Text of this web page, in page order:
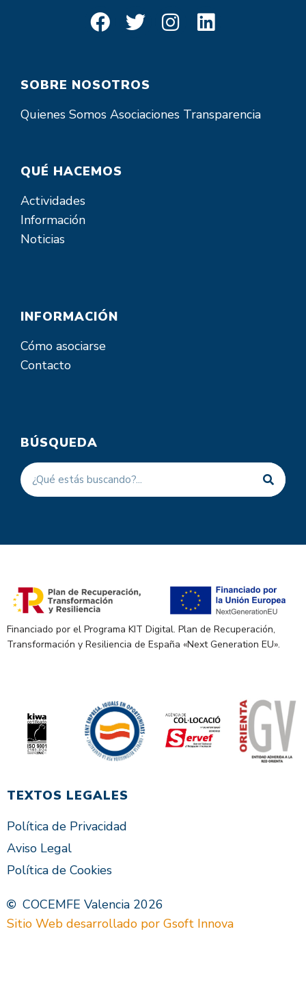
SOBRE NOSOTROS
Quienes Somos Asociaciones Transparencia
QUÉ HACEMOS
Actividades
Información
Noticias
INFORMACIÓN
Cómo asociarse
Contacto
BÚSQUEDA
Financiado por el Programa KIT Digital. Plan de Recuperación,
Transformación y Resiliencia de España «Next Generation EU».
TEXTOS LEGALES
Política de Privacidad
Aviso Legal
Política de Cookies
COCEMFE Valencia 2026
Sitio Web desarrollado por Gsoft Innova